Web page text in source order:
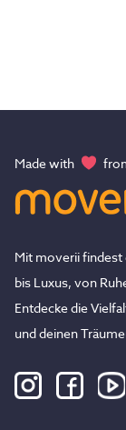
Made with
Mit moverii findest
bis Luxus, von
Entdecke die
und deinen